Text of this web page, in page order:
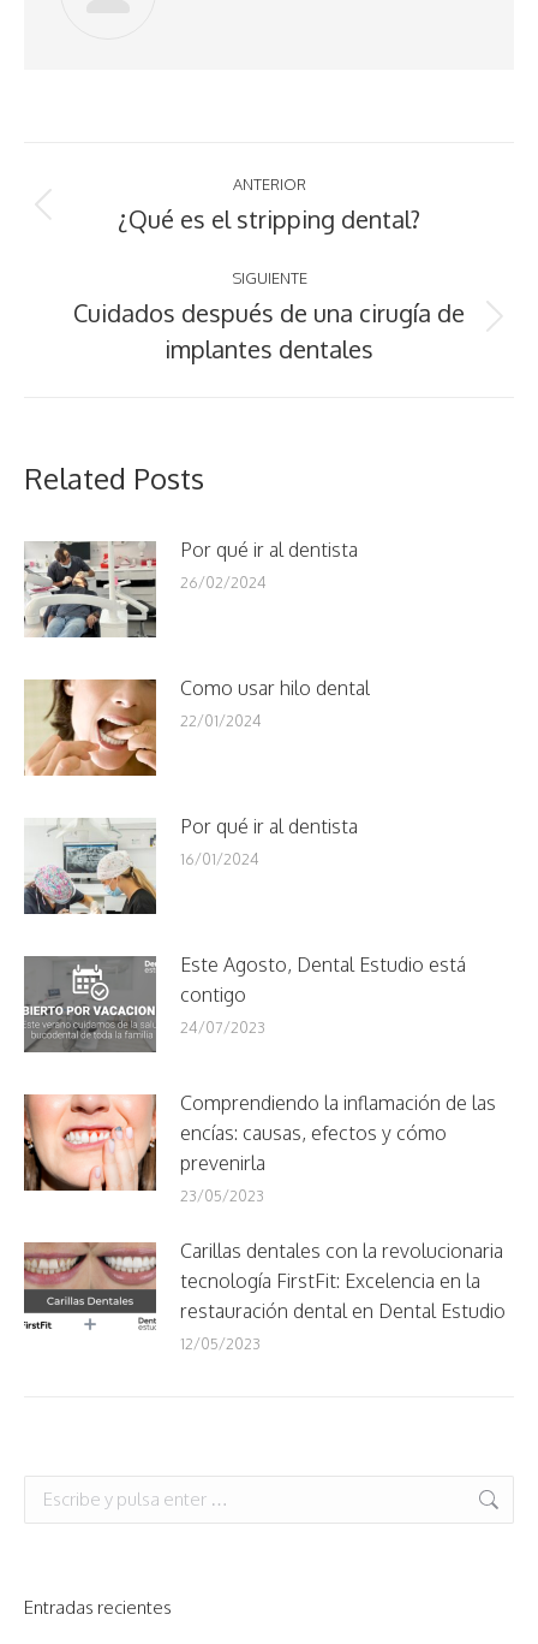
Navegación
entre
publicaciones
ANTERIOR
Publicación
¿Qué es el stripping dental?
SIGUIENTE
Publicación
siguiente:
Cuidados después de una cirugía de
implantes dentales
Related Posts
Por qué ir al dentista
26/02/2024
Como usar hilo dental
22/01/2024
Por qué ir al dentista
16/01/2024
Este Agosto, Dental Estudio está
contigo
24/07/2023
Comprendiendo la inflamación de las
encías: causas, efectos y cómo
prevenirla
23/05/2023
Carillas dentales con la revolucionaria
tecnología FirstFit: Excelencia en la
restauración dental en Dental Estudio
12/05/2023
Entradas recientes